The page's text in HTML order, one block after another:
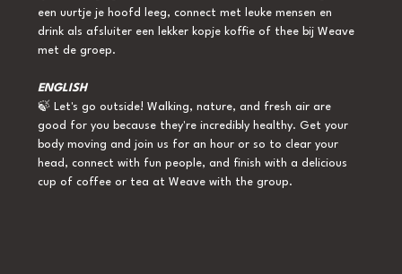
een uurtje je hoofd leeg, connect met leuke mensen en
drink als afsluiter een lekker kopje koffie of thee bij Weave
met de groep.
ENGLISH
🍃 Let's go outside! Walking, nature, and fresh air are
good for you because they're incredibly healthy. Get your
body moving and join us for an hour or so to clear your
head, connect with fun people, and finish with a delicious
cup of coffee or tea at Weave with the group.